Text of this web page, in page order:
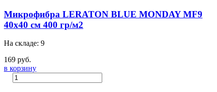
Микрофибра LERATON BLUE MONDAY MF9
40x40 см 400 гр/м2
На складе: 9
169 руб.
в корзину